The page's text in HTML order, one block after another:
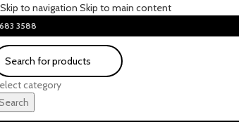
Skip to navigation Skip to main content
3588
category